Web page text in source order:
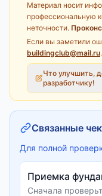
Материал носит
профессиональную
неточности.
Если вы заметили
buildingclub@mail.ru.
Что улучшить,
разработчику!
Связанные
Для полной
Приемка
Сначала